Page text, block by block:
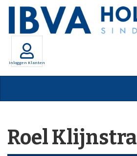
Inloggen Klanten
Roel Klijnstra